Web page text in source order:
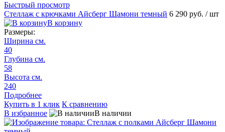
Быстрый просмотр
Стеллаж с крючками Айсберг Шамони темный 6 290 руб. / шт
В корзину
Размеры:
Ширина см.
40
Глубина см.
58
Высота см.
240
Подробнее
Купить в 1 клик К сравнению
В избранное
В наличии